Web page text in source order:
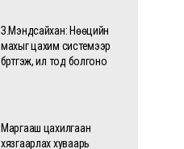
З.Мэндсайхан: Нөөцийн
махыг цахим системээр
бүртгэж, ил тод болгоно
Маргааш цахилгаан
хязгаарлах хуваарь